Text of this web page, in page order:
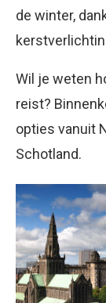
de winter,
Wil je weten
reist?
opties vanuit
Schotland.